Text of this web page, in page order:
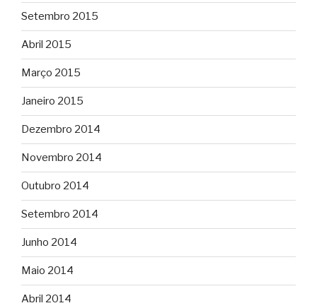
Setembro 2015
Abril 2015
Março 2015
Janeiro 2015
Dezembro 2014
Novembro 2014
Outubro 2014
Setembro 2014
Junho 2014
Maio 2014
Abril 2014